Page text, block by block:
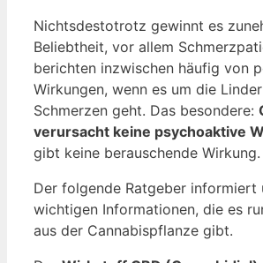
Nichtsdestotrotz gewinnt es
Beliebtheit, vor allem
berichten inzwischen häufig von
Wirkungen, wenn es um die
Schmerzen geht. Das besondere:
verursacht keine psychoaktive
gibt keine berauschende Wirkung.
Der folgende Ratgeber informiert
wichtigen Informationen, die es
aus der Cannabispflanze gibt.